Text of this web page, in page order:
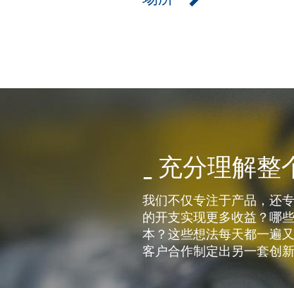
_ 充分理解整
我们不仅专注于产品，还
的开支实现更多收益？哪
本？这些想法每天都一遍
客户合作制定出另一套创